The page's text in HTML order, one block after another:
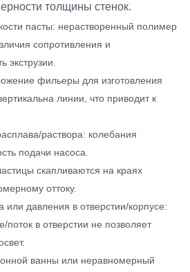
толщины стенок.
пасты: нерастворенный полимер
сопротивления и
экструзии.
фильеры для изготовления
линии, что приводит к
раствора: колебания
подачи насоса.
скапливаются на краях
оттоку.
или давления в отверстии/корпусе:
поток в отверстии не позволяет
ванны или неравномерный